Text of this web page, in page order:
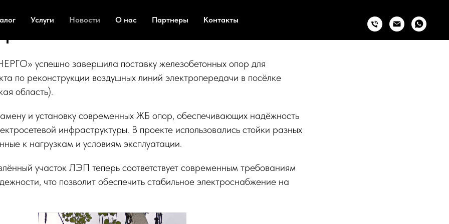
Услуги Новости О нас Партнеры Контакты
успешно завершила поставку железобетонных опор для
по реконструкции воздушных линий электропередачи в посёлке
область).
и установку современных ЖБ опор, обеспечивающих надёжность
инфраструктуры. В проекте использовались стойки разных
к нагрузкам и условиям эксплуатации.
участок ЛЭП теперь соответствует современным требованиям
что позволит обеспечить стабильное электроснабжение на